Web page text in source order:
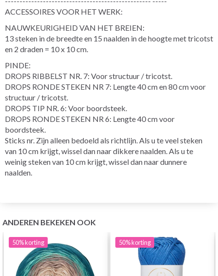
ACCESSOIRES VOOR HET WERK:
NAUWKEURIGHEID VAN HET BREIEN:
13 steken in de breedte en 15 naalden in de hoogte met tricotst
en 2 draden = 10 x 10 cm.
PINDE:
DROPS RIBBELST NR. 7: Voor structuur / tricotst.
DROPS RONDE STEKEN NR 7: Lengte 40 cm en 80 cm voor
structuur / tricotst.
DROPS TIP NR. 6: Voor boordsteek.
DROPS RONDE STEKEN NR 6: Lengte 40 cm voor
boordsteek.
Sticks nr. Zijn alleen bedoeld als richtlijn. Als u te veel steken
van 10 cm krijgt, wissel dan naar dikkere naalden. Als u te
weinig steken van 10 cm krijgt, wissel dan naar dunnere
naalden.
ANDEREN BEKEKEN OOK
50%korting 50%korting